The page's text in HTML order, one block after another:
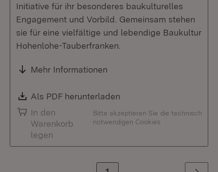
Initiative für ihr besonderes baukulturelles
Engagement und Vorbild. Gemeinsam stehen
sie für eine vielfältige und lebendige Baukultur
Hohenlohe-Tauberfranken.
Mehr Informationen
Download:
Als PDF herunterladen
In den
Warenkorb
legen
Bitte akzeptieren Sie die technisch
notwendigen Cookies